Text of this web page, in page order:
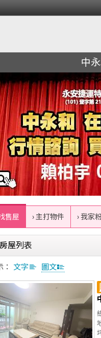
中
售屋 › 主打物件 › 我家
房屋列表
： 文字 圖文